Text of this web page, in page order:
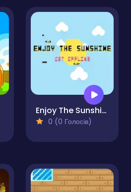
Enjoy The Sunshine
0 (0 Голосів)